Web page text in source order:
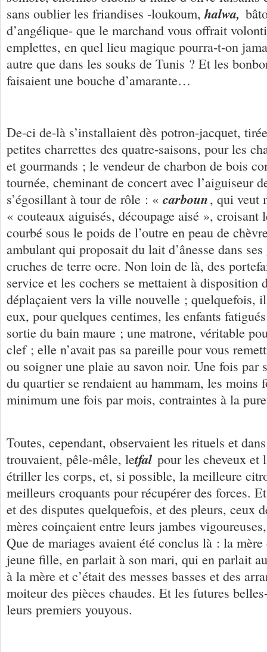
sans oublier les friandises -loukoum, halwa,
d’angélique- que le marchand vous offrait
emplettes, en quel lieu magique pourra-t-on
autre que dans les souks de Tunis ? Et les
faisaient une bouche d’amarante…
De-ci de-là s’installaient dès potron-jacquet,
petites charrettes des quatre-saisons, pour les
et gourmands ; le vendeur de charbon de bois
tournée, cheminant de concert avec l’aiguiseur
s’égosillant à tour de rôle : « carboun, qui veut
« couteaux aiguisés, découpage aisé », croisant
courbé sous le poids de l’outre en peau de
ambulant qui proposait du lait d’ânesse dans
cruches de terre ocre. Non loin de là, des
service et les cochers se mettaient à disposition
déplaçaient vers la ville nouvelle ; quelquefois,
eux, pour quelques centimes, les enfants
sortie du bain maure ; une matrone, véritable
clef ; elle n’avait pas sa pareille pour vous
ou soigner une plaie au savon noir. Une fois par
du quartier se rendaient au hammam, les moins
minimum une fois par mois, contraintes à la
Toutes, cependant, observaient les rituels et
trouvaient, pêle-mêle, letfal pour les cheveux et
étriller les corps, et, si possible, la meilleure
meilleurs croquants pour récupérer des forces.
et des disputes quelquefois, et des pleurs, ceux
mères coinçaient entre leurs jambes
Que de mariages avaient été conclus là : la
jeune fille, en parlait à son mari, qui en parlait
à la mère et c’était des messes basses et des
moiteur des pièces chaudes. Et les futures
leurs premiers youyous.